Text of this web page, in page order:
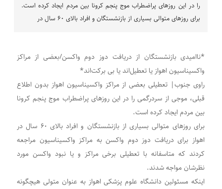
را در این روزهای پراضطراب موج پنجم کرونا بین مردم ایجاد کرده است.
برای روزهای متوالی بسیاری از بازنشستگان و افراد بالای ۶٠ سال در
*ناامیدی بازنشستگان از دریافت دوز دوم واکسن/بعضی از مراکز
واکسیناسیون اهواز یا تعطیل‌اند یا بی برکت‌اند*
راوی جنوب| تعطیلی بعضی از مراکز واکسیناسیون اهواز بدون اطلاع
قبلی، موجی از سردرگمی را در این روزهای پراضطراب موج پنجم کرونا
بین مردم ایجاد کرده است.
برای روزهای متوالی بسیاری از بازنشستگان و افراد بالای ۶٠ سال در
اهواز برای دریافت دوز دوم واکسن به مراکز واکسیناسیون مراجعه
کردند که متاسفانه با تعطیلی برخی مراکز و یا نبود واکسن مورد
نظرشان مواجه شدند.
اینکه مسئولین دانشگاه علوم پزشکی اهواز به عنوان متولی هیچگونه